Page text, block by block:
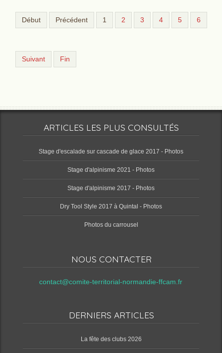
Début Précédent 1 2 3 4 5 6
Suivant Fin
ARTICLES LES PLUS CONSULTÉS
Stage d'escalade sur cascade de glace 2017 - Photos
Stage d'alpinisme 2021 - Photos
Stage d'alpinisme 2017 - Photos
Dry Tool Style 2017 à Quintal - Photos
Photos du carrousel
NOUS CONTACTER
contact@comite-territorial-normandie-ffcam.fr
DERNIERS ARTICLES
‌La fête des clubs 2026